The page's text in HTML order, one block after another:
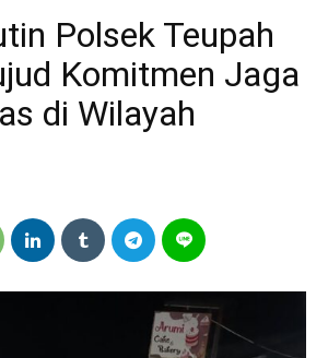
Polsek Teupah
Komitmen Jaga
di Wilayah